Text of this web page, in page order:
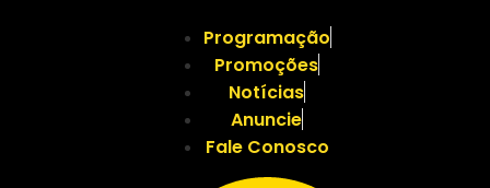
Programação
Promoções
Notícias
Anuncie
Fale Conosco